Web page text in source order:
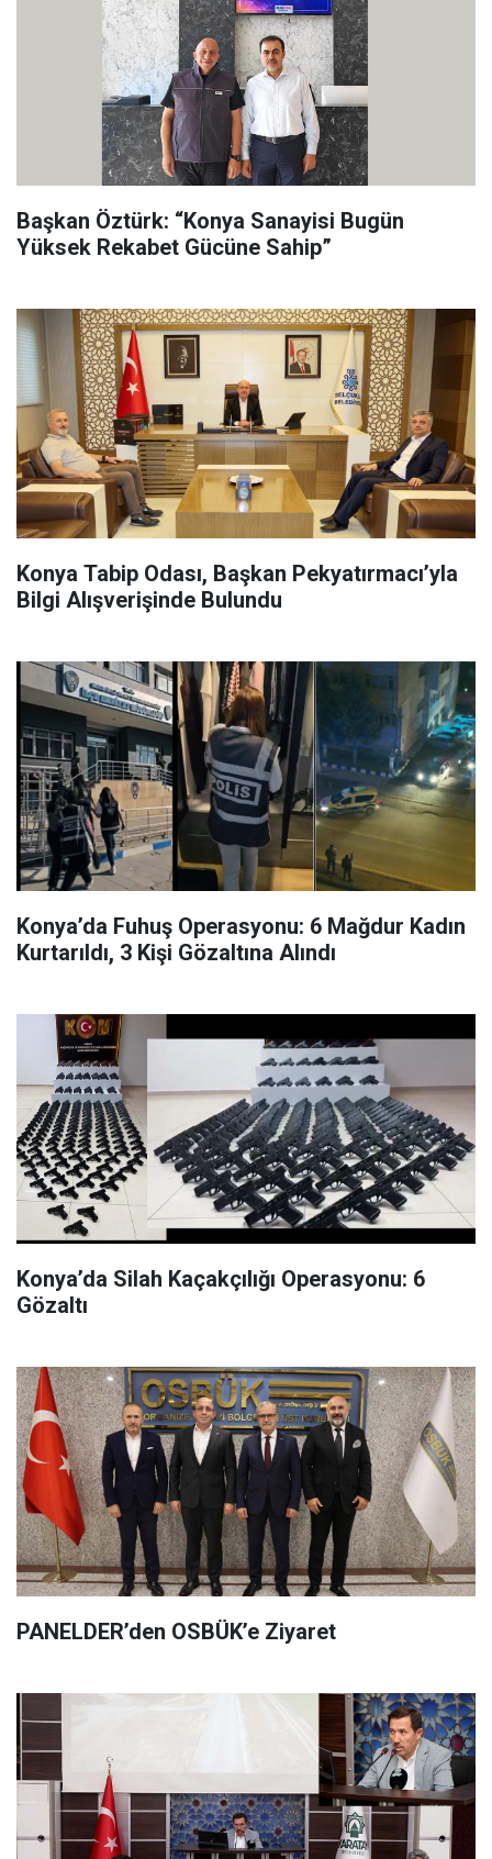
Başkan Öztürk: “Konya Sanayisi Bugün
Yüksek Rekabet Gücüne Sahip”
Konya Tabip Odası, Başkan Pekyatırmacı’yla
Bilgi Alışverişinde Bulundu
Konya’da Fuhuş Operasyonu: 6 Mağdur Kadın
Kurtarıldı, 3 Kişi Gözaltına Alındı
Konya’da Silah Kaçakçılığı Operasyonu: 6
Gözaltı
PANELDER’den OSBÜK’e Ziyaret